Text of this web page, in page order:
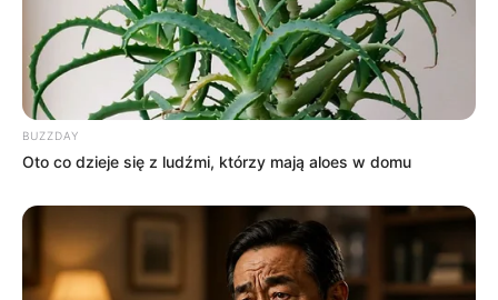
BUZZDAY
Oto co dzieje się z ludźmi, którzy mają aloes w domu